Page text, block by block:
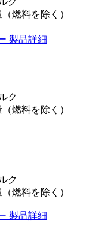
燃料を除く）
製品詳細
ク
燃料を除く）
ク
燃料を除く）
製品詳細